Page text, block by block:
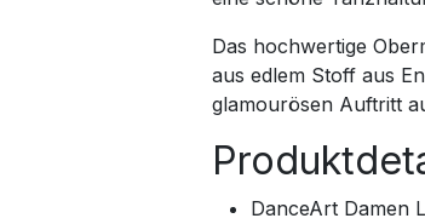
Das hochwertige
aus edlem Stoff aus
glamourösen Auftritt
DanceArt Damen